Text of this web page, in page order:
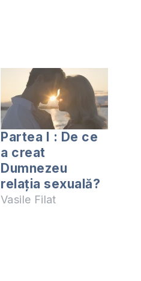
Partea I : De ce
a creat
Dumnezeu
relația sexuală?
Vasile Filat